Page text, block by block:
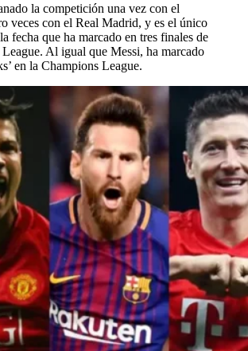
la competición una vez con el
veces con el Real Madrid, y es el único
fecha que ha marcado en tres finales de
Al igual que Messi, ha marcado
en la Champions League.